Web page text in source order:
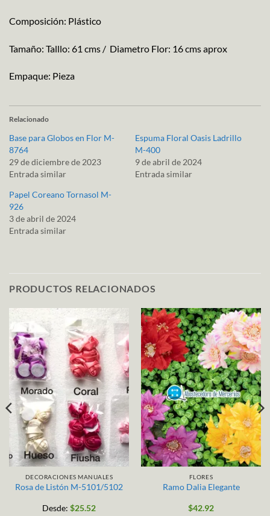
Composición: Plástico
Tamaño: Talllo: 61 cms / Diametro Flor: 16 cms aprox
Empaque: Pieza
Relacionado
Base para Globos en Flor M-
8764
29 de diciembre de 2023
Entrada similar
Espuma Floral Oasis Ladrillo
M-400
9 de abril de 2024
Entrada similar
Papel Coreano Tornasol M-
926
3 de abril de 2024
Entrada similar
PRODUCTOS RELACIONADOS
DECORACIONES MANUALES
Rosa de Listón M-5101/5102
Desde: $25.52
FLORES
Ramo Dalia Elegante
$42.92